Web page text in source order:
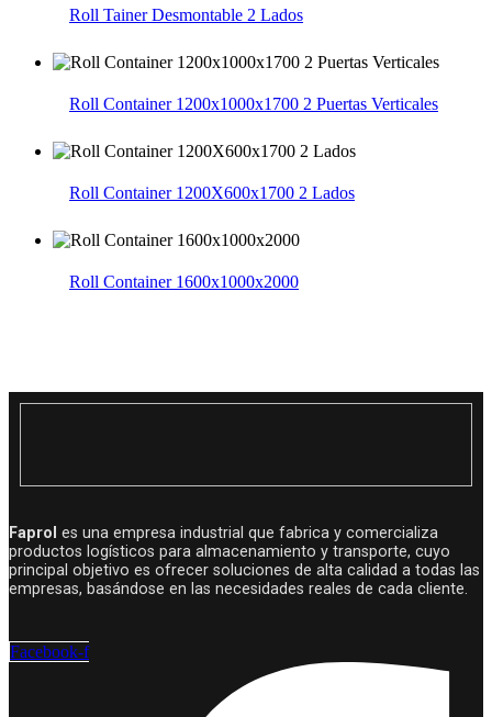
Roll Tainer Desmontable 2 Lados
Roll Container 1200x1000x1700 2 Puertas Verticales
Roll Container 1200X600x1700 2 Lados
Roll Container 1600x1000x2000
Faprol es una empresa industrial que fabrica y comercializa
productos logísticos para almacenamiento y transporte, cuyo
principal objetivo es ofrecer soluciones de alta calidad a todas las
empresas, basándose en las necesidades reales de cada cliente.
Facebook-f